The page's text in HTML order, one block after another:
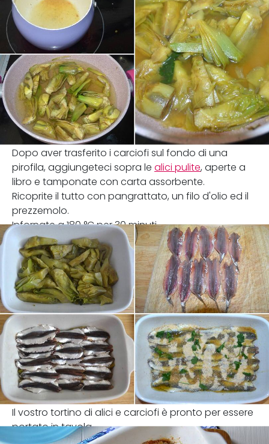
Dopo aver trasferito i carciofi sul fondo di una
pirofila, aggiungeteci sopra le alici pulite, aperte a
libro e tamponate con carta assorbente.
Ricoprite il tutto con pangrattato, un filo d'olio ed il
prezzemolo.
Infornate a 180 °C per 30 minuti.
Il vostro tortino di alici e carciofi è pronto per essere
portato in tavola.